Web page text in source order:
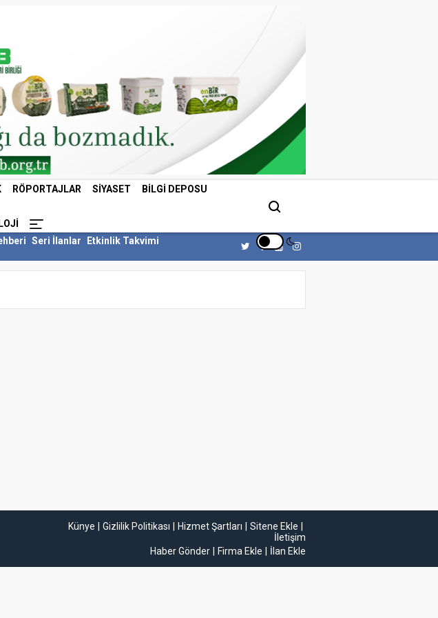
RÖPORTAJLAR SIYASET BILGI DEPOSU
Seri İlanlar
Etkinlik Takvimi
Künye Gizlilik Politikası Hizmet Şartları
Sitene Ekle
İletişim
Haber Gönder
Firma Ekle İlan Ekle